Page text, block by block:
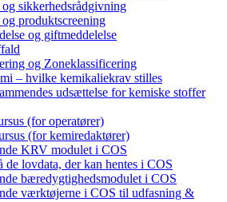
sikkerhedsrådgivning
produktscreening
og giftmeddelelse
og Zoneklassificering
– hvilke kemikaliekrav stilles
udsættelse for kemiske stoffer
(for operatører)
(for kemiredaktører)
KRV modulet i COS
lovdata, der kan hentes i COS
bæredygtighedsmodulet i COS
værktøjerne i COS til udfasning &